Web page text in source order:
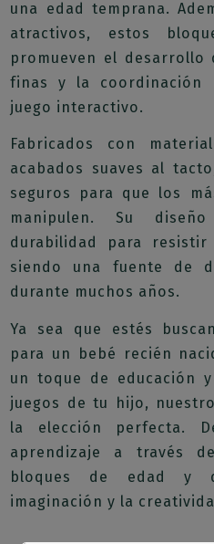
una edad temprana.
atractivos, estos
promueven el desarrollo
finas y la coordinación
juego interactivo.
Fabricados con
acabados suaves al
seguros para que los
manipulen. Su
durabilidad para
siendo una fuente de
durante muchos años.
Ya sea que estés
para un bebé recién
un toque de educación
juegos de tu hijo,
la elección perfecta.
aprendizaje a través
bloques de edad y
imaginación y la